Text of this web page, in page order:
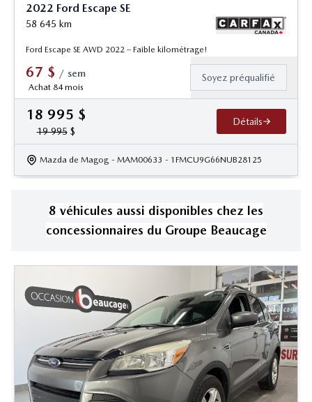
2022 Ford Escape SE
58 645 km
Ford Escape SE AWD 2022 – Faible kilométrage!
67 $ / sem
Achat 84 mois
Soyez préqualifié
18 995 $
19 995$
Détails
Mazda de Magog - MAM00633 - 1FMCU9G66NUB28125
8 véhicules aussi disponibles chez les
concessionnaires du Groupe Beaucage